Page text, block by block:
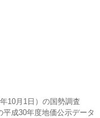
10月1日）の国勢調査
平成30年度地価公示データ